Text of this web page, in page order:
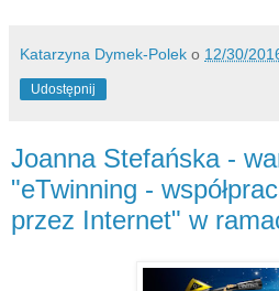
Katarzyna Dymek-Polek o 12/30/
Udostępnij
Joanna Stefańska -
"eTwinning -
przez Internet" w